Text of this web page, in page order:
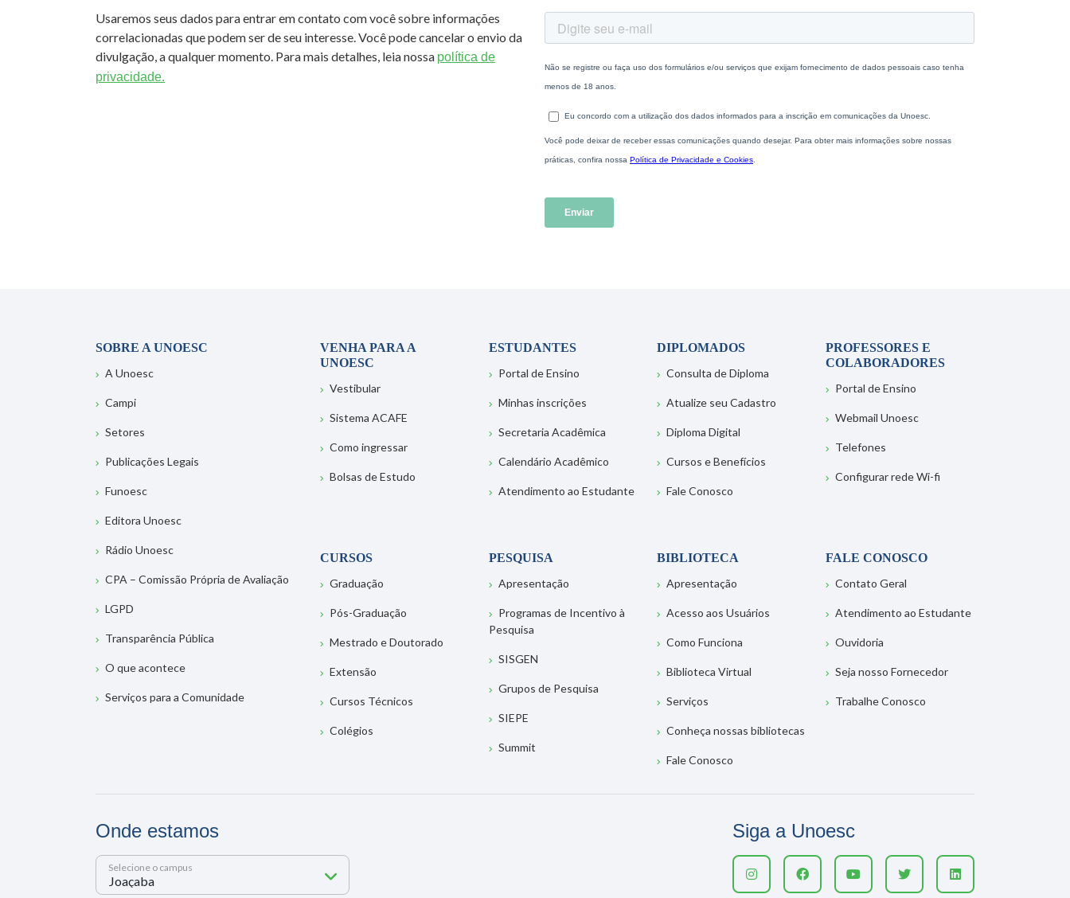
Usaremos seus dados para entrar em contato com você sobre informações
correlacionadas que podem ser de seu interesse. Você pode cancelar o envio da
divulgação, a qualquer momento. Para mais detalhes, leia nossa política de
privacidade.
SOBRE A UNOESC
A Unoesc
Campi
Setores
Publicações Legais
Funoesc
Editora Unoesc
Rádio Unoesc
CPA – Comissão Própria de Avaliação
LGPD
Transparência Pública
O que acontece
Serviços para a Comunidade
VENHA PARA A
UNOESC
Vestibular
Sistema ACAFE
Como ingressar
Bolsas de Estudo
ESTUDANTES
Portal de Ensino
Minhas inscrições
Secretaria Acadêmica
Calendário Acadêmico
Atendimento ao Estudante
DIPLOMADOS
Consulta de Diploma
Atualize seu Cadastro
Diploma Digital
Cursos e Benefícios
Fale Conosco
PROFESSORES E
COLABORADORES
Portal de Ensino
Webmail Unoesc
Telefones
Configurar rede Wi-fi
CURSOS
Graduação
Pós-Graduação
Mestrado e Doutorado
Extensão
Cursos Técnicos
Colégios
PESQUISA
Apresentação
Programas de Incentivo à
Pesquisa
SISGEN
Grupos de Pesquisa
SIEPE
Summit
BIBLIOTECA
Apresentação
Acesso aos Usuários
Como Funciona
Biblioteca Virtual
Serviços
Conheça nossas bibliotecas
Fale Conosco
FALE CONOSCO
Contato Geral
Atendimento ao Estudante
Ouvidoria
Seja nosso Fornecedor
Trabalhe Conosco
Onde estamos
Selecione o campus
Siga a Unoesc